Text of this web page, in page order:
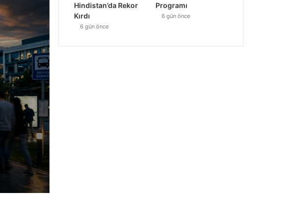
Hindistan’da Rekor
Kırdı
6 gün önce
Programı
6 gün önce